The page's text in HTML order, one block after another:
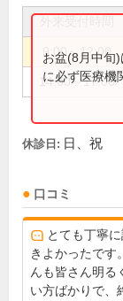
9:00～12:00
14:00～17:00
お盆(8月中旬
に必ず医療機
休診日: 日、祝
口コミ
とても丁寧
きよかったです
んも皆さん明る
い方ばかりで、